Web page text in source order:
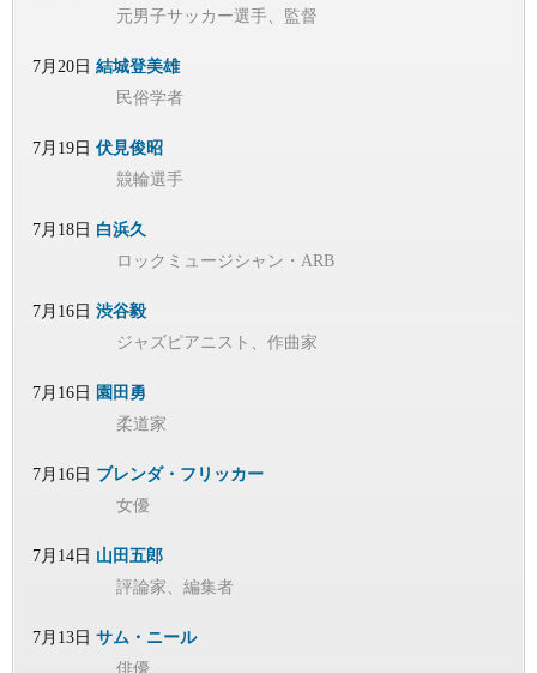
元男子サッカー選手、監督
7月20日 結城登美雄
民俗学者
7月19日 伏見俊昭
競輪選手
7月18日 白浜久
ロックミュージシャン・ARB
7月16日 渋谷毅
ジャズピアニスト、作曲家
7月16日 園田勇
柔道家
7月16日 ブレンダ・フリッカー
女優
7月14日 山田五郎
評論家、編集者
7月13日 サム・ニール
俳優